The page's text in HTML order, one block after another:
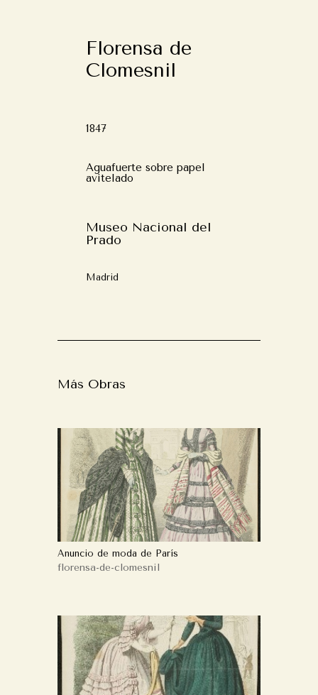
Florensa de
Clomesnil
1847
Aguafuerte sobre papel
avitelado
Museo Nacional del
Prado
Madrid
Más Obras
Anuncio de moda de París
florensa-de-clomesnil